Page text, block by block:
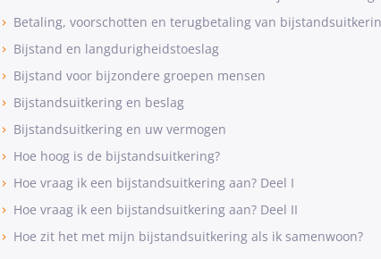
Betaling, voorschotten en terugbetaling van
Bijstand en langdurigheidstoeslag
Bijstand voor bijzondere groepen mensen
Bijstandsuitkering en beslag
Bijstandsuitkering en uw vermogen
Hoe hoog is de bijstandsuitkering?
Hoe vraag ik een bijstandsuitkering aan? Deel I
Hoe vraag ik een bijstandsuitkering aan? Deel II
Hoe zit het met mijn bijstandsuitkering als ik samenwoon?